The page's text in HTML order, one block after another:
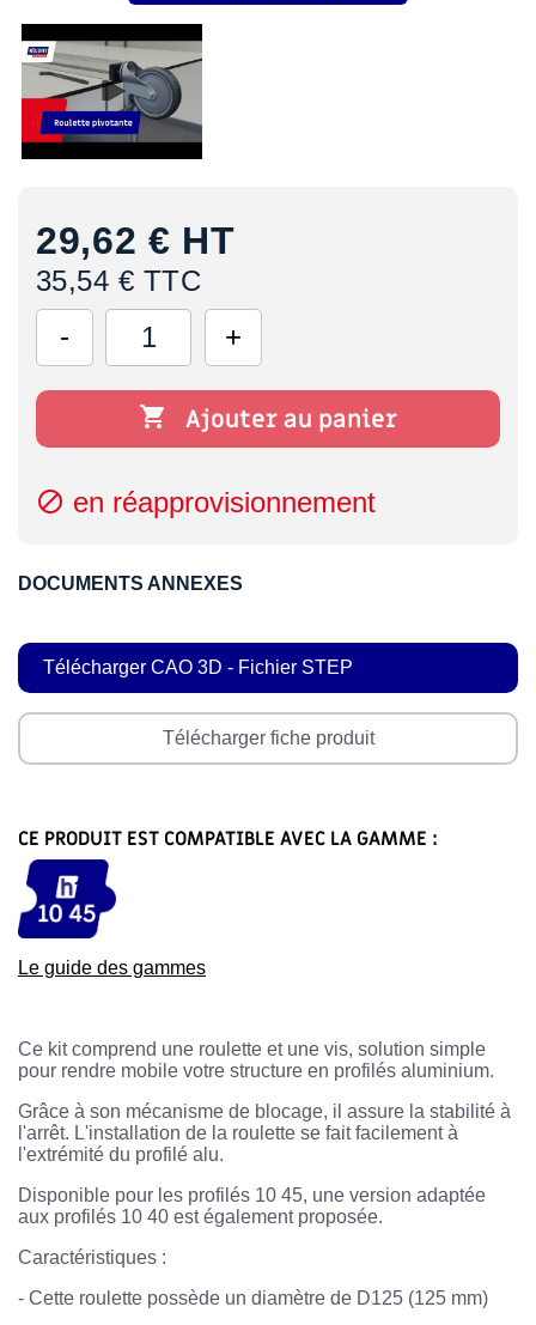
29,62 € HT
35,54 € TTC
 Ajouter au panier
 en réapprovisionnement
DOCUMENTS ANNEXES
Télécharger CAO 3D - Fichier STEP
Télécharger fiche produit
CE PRODUIT EST COMPATIBLE AVEC LA GAMME :
Le guide des gammes
Ce kit comprend une roulette et une vis, solution simple
pour rendre mobile votre structure en profilés aluminium.
Grâce à son mécanisme de blocage, il assure la stabilité à
l'arrêt. L'installation de la roulette se fait facilement à
l'extrémité du profilé alu.
Disponible pour les profilés 10 45, une version adaptée
aux profilés 10 40 est également proposée.
Caractéristiques :
- Cette roulette possède un diamètre de D125 (125 mm)